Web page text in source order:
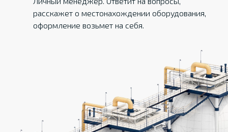
расскажет о местонахождении оборудования,
оформление возьмет на себя.